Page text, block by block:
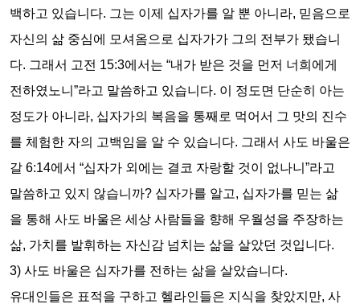
백하고 있습니다. 그는 이제 십자가를 알 뿐 아니라, 믿음으로
자신의 삶 중심에 모셔옴으로 십자가가 그의 전부가 됐습니
다. 그래서 고전 15:3에서는 “내가 받은 것을 먼저 너희에게
전하였노니 ”라고 말씀하고 있습니다. 이 정도면 단순히 아는
정도가 아니라, 십자가의 복음을 통째로 먹어서 그 맛의 진수
를 체험한 자의 고백임을 알 수 있습니다. 그래서 사도 바울은
갈 6:14에서 “십자가 외에는 결코 자랑할 것이 없나니 ”라고
말씀하고 있지 않습니까? 십자가를 알고, 십자가를 믿는 삶
을 통해 사도 바울은 세상 사람들을 향해 우월성을 주장하는
삶, 가치를 발휘하는 자신감 넘치는 삶을 살았던 것입니다.
3) 사도 바울은 십자가를 전하는 삶을 살았습니다.
유대인들은 표적을 구하고 헬라인들은 지식을 찾았지만, 사